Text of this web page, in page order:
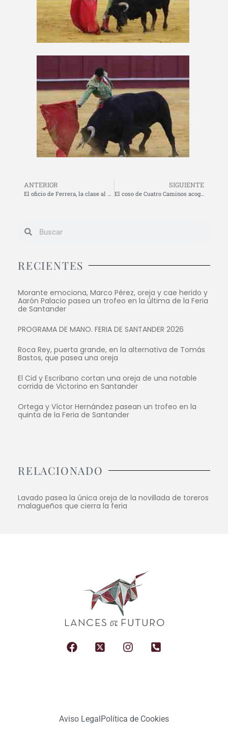
ANTERIOR SIGUIENTE
El coso de Cuatro Caminos acoge el día 17 la final del Circuito de Novilladas del Norte
RECIENTES
Morante emociona, Marco Pérez, oreja y cae herido y
Aarón Palacio pasea un trofeo en la última de la Feria
de Santander
PROGRAMA DE MANO. FERIA DE SANTANDER 2026
Roca Rey, puerta grande, en la alternativa de Tomás
Bastos, que pasea una oreja
El Cid y Escribano cortan una oreja de una notable
corrida de Victorino en Santander
Ortega y Víctor Hernández pasean un trofeo en la
quinta de la Feria de Santander
RELACIONADO
Lavado pasea la única oreja de la novillada de toreros
malagueños que cierra la feria
Aviso LegalPolítica de Cookies